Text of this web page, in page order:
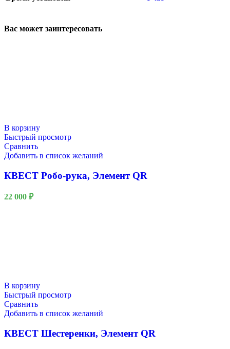
Вас может заинтересовать
В корзину
Быстрый просмотр
Сравнить
Добавить в список желаний
КВЕСТ Робо-рука, Элемент QR
22 000 ₽
В корзину
Быстрый просмотр
Сравнить
Добавить в список желаний
КВЕСТ Шестеренки, Элемент QR